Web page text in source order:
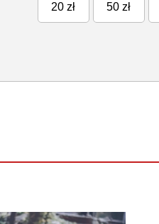
20 zł 50 zł